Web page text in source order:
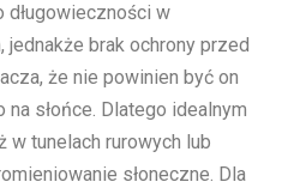
długowieczności w
jednakże brak ochrony przed
że nie powinien być on
słońce. Dlatego idealnym
tunelach rurowych lub
słoneczne. Dla